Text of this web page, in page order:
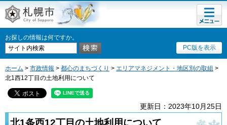
札幌市
お探しの情報は何ですか。
PC版を表示
メニュ
ー
ホーム > 市政情報 > 都心のまちづくり > エリアマネジメント・地区別の取組 >
北1西12丁目の土地利用について
更新日：2023年10月25日
北1条西12丁目の土地利用について